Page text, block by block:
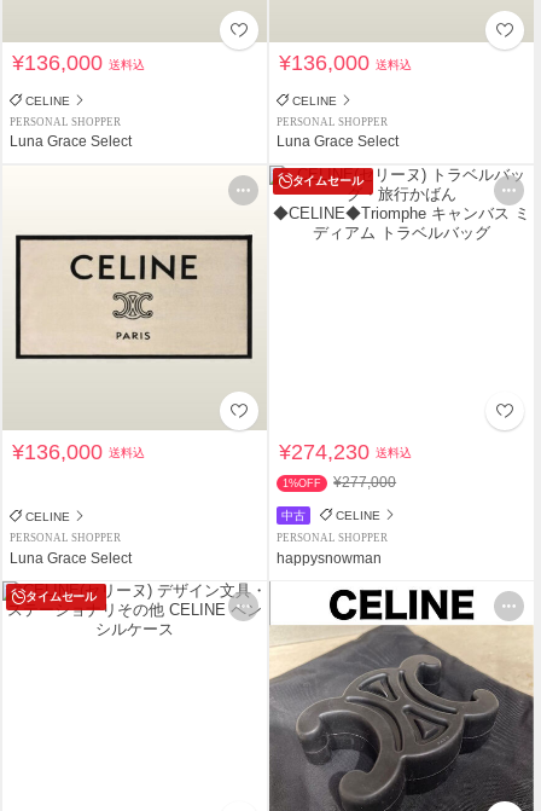
¥136,000送料込
CELINE
PERSONAL SHOPPER
Luna Grace Select
¥136,000送料込
CELINE
PERSONAL SHOPPER
Luna Grace Select
¥136,000送料込
CELINE
PERSONAL SHOPPER
Luna Grace Select
タイムセール
¥274,230送料込
1%OFF ¥277,000
中古 CELINE
PERSONAL SHOPPER
happysnowman
タイムセール